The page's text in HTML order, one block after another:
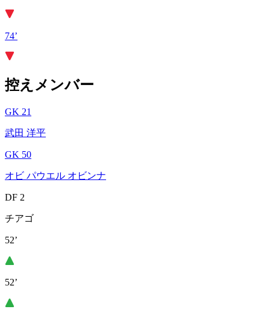
74’
控えメンバー
GK 21
武田 洋平
GK 50
オビ パウエル オビンナ
DF 2
チアゴ
52’
52’